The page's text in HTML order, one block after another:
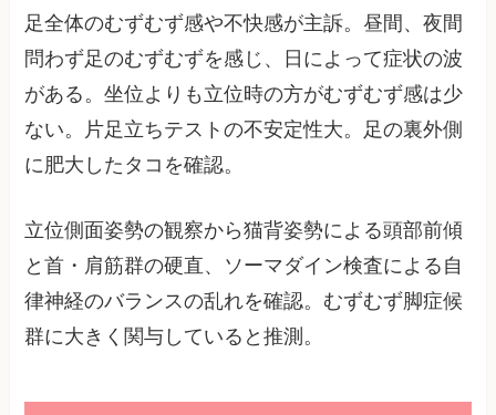
足全体のむずむず感や不快感が主訴。昼間、夜間
問わず足のむずむずを感じ、日によって症状の波
がある。坐位よりも立位時の方がむずむず感は少
ない。片足立ちテストの不安定性大。足の裏外側
に肥大したタコを確認。
立位側面姿勢の観察から猫背姿勢による頭部前傾
と首・肩筋群の硬直、ソーマダイン検査による自
律神経のバランスの乱れを確認。むずむず脚症候
群に大きく関与していると推測。